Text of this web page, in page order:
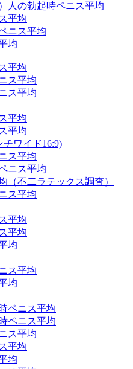
人の勃起時ペニス平均
平均
ニス平均
均
平均
ス平均
ス平均
平均
平均
ワイド16:9)
ス平均
ニス平均
（不二ラテックス調査）
ス平均
平均
平均
均
ス平均
均
ペニス平均
ペニス平均
ス平均
平均
均